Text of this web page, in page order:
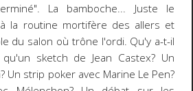
La bamboche... Juste le
la routine mortifère des allers et
du salon où trône l'ordi. Qu'y a-t-il
sketch de Jean Castex? Un
Un strip poker avec Marine Le Pen?